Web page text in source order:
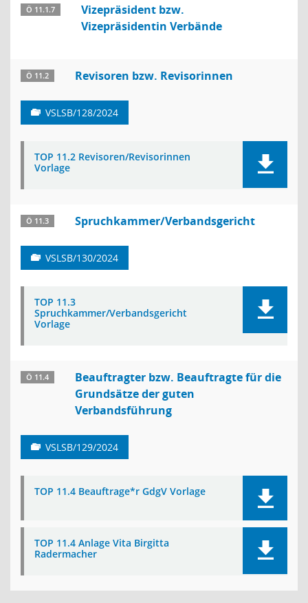
Ö 11.1.7
Vizepräsident bzw.
Vizepräsidentin Verbände
Ö 11.2 Revisoren bzw. Revisorinnen
VSLSB/128/2024
TOP 11.2 Revisoren/Revisorinnen
Vorlage
Ö 11.3 Spruchkammer/Verbandsgericht
VSLSB/130/2024
TOP 11.3
Spruchkammer/Verbandsgericht
Vorlage
Ö 11.4
Beauftragter bzw. Beauftragte für die
Grundsätze der guten
Verbandsführung
VSLSB/129/2024
TOP 11.4 Beauftrage*r GdgV Vorlage
TOP 11.4 Anlage Vita Birgitta
Radermacher